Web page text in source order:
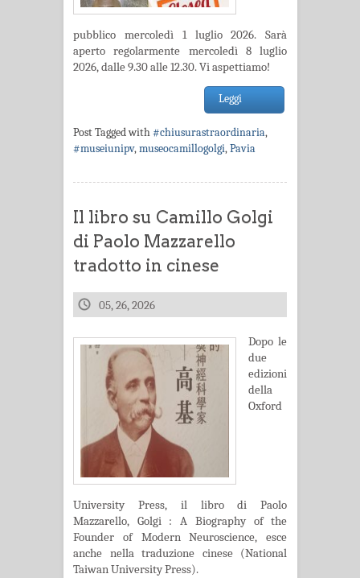
pubblico mercoledì 1 luglio 2026. Sarà
aperto regolarmente mercoledì 8 luglio
2026, dalle 9.30 alle 12.30. Vi aspettiamo!
Leggi
Post Tagged with#chiusurastraordinaria,
#museiunipv,museocamillogolgi,Pavia
Il libro su Camillo Golgi
di Paolo Mazzarello
tradotto in cinese
05, 26, 2026
Dopo le
due
edizioni
della
Oxford
University Press, il libro di Paolo
Mazzarello, Golgi : A Biography of the
Founder of Modern Neuroscience, esce
anche nella traduzione cinese (National
Taiwan University Press).